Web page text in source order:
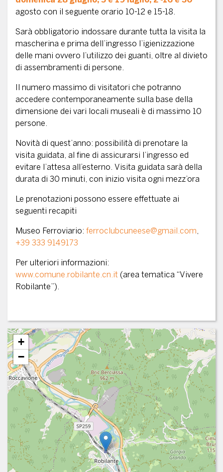
agosto con il seguente orario 10-12 e 15-18.
Sarà obbligatorio indossare durante tutta la visita la
mascherina e prima dell’ingresso l’igienizzazione
delle mani ovvero l’utilizzo dei guanti, oltre al divieto
di assembramenti di persone.
Il numero massimo di visitatori che potranno
accedere contemporaneamente sulla base della
dimensione dei vari locali museali è di massimo 10
persone.
Novità di quest’anno: possibilità di prenotare la
visita guidata, al fine di assicurarsi l’ingresso ed
evitare l’attesa all’esterno. Visita guidata sarà della
durata di 30 minuti, con inizio visita ogni mezz’ora
Le prenotazioni possono essere effettuate ai
seguenti recapiti
Museo Ferroviario: ferroclubcuneese@gmail.com,
+39 333 9149173
Per ulteriori informazioni:
www.comune.robilante.cn.it (area tematica “Vivere
Robilante”).
+
−